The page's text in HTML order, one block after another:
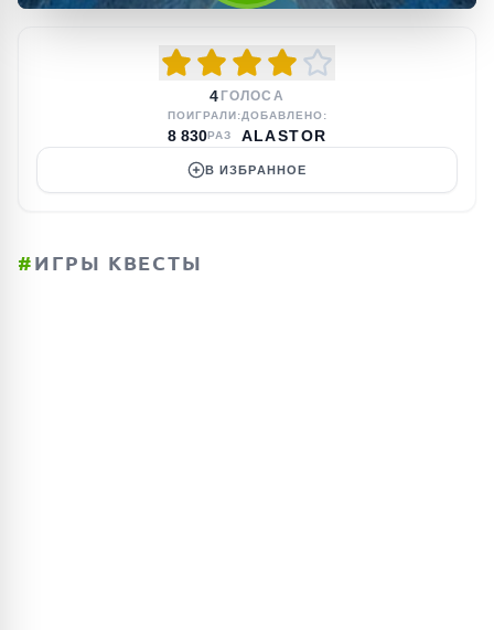
4 ГОЛОСА
ПОИГРАЛИ:
8 830РАЗ
ДОБАВЛЕНО:
ALASTOR
В ИЗБРАННОЕ
#ИГРЫ КВЕСТЫ